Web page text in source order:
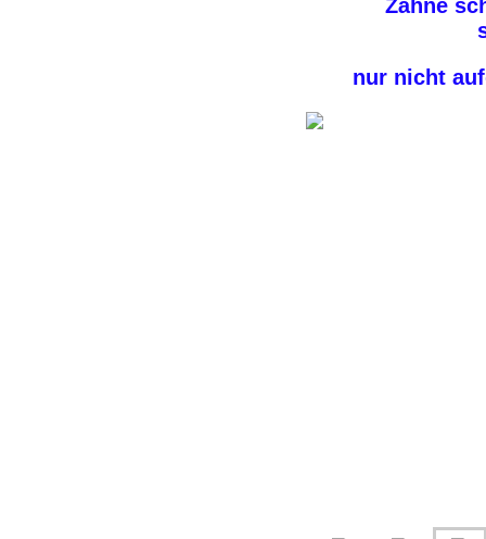
Zähne
nur nicht